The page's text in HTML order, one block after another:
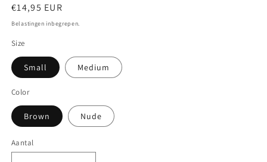
Normale
prijs
€14,95 EUR
Belastingen inbegrepen.
Size
Small Medium
Color
Brown Nude
Aantal